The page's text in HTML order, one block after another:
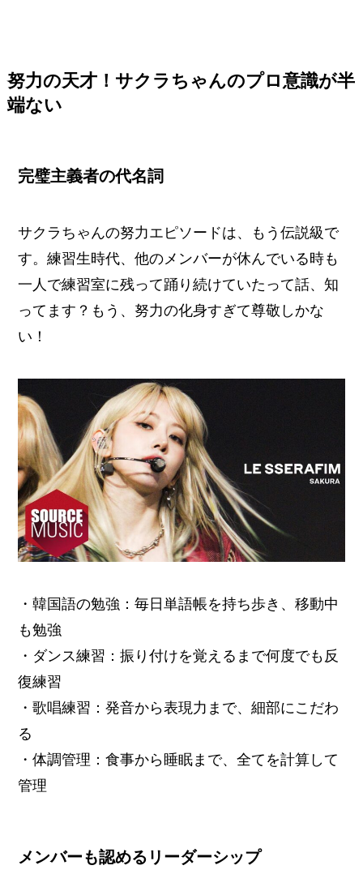
努力の天才！サクラちゃんのプロ意識が半
端ない
完璧主義者の代名詞
サクラちゃんの努力エピソードは、もう伝説級で
す。練習生時代、他のメンバーが休んでいる時も
一人で練習室に残って踊り続けていたって話、知
ってます？もう、努力の化身すぎて尊敬しかな
い！
・韓国語の勉強：毎日単語帳を持ち歩き、移動中
も勉強
・ダンス練習：振り付けを覚えるまで何度でも反
復練習
・歌唱練習：発音から表現力まで、細部にこだわ
る
・体調管理：食事から睡眠まで、全てを計算して
管理
メンバーも認めるリーダーシップ